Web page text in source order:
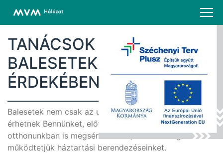
TANÁCSOK HÁZTARTÁSI
BALESETEK ELKERÜLÉSE
ÉRDEKÉBEN
Balesetek nem csak az utcán a közlekedés során
érhetnek Bennünket, előfordul, hogy saját
otthonunkban is megsérülhetünk, ha nem megfelelően
működtetjük háztartási berendezéseinket.